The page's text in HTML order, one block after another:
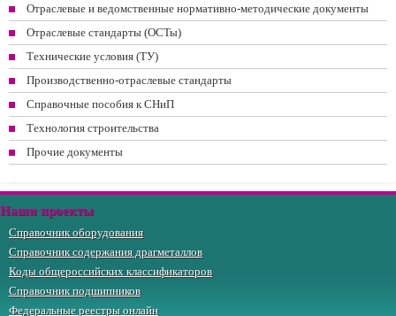
Отраслевые и ведомственные нормативно-методические документы
Отраслевые стандарты (ОСТы)
Технические условия (ТУ)
Производственно-отраслевые стандарты
Справочные пособия к СНиП
Технология строительства
Прочие документы
Наши проекты
Справочник оборудования
Справочник содержания драгметаллов
Коды общероссийских классификаторов
Справочник подшипников
Федеральные реестры онлайн